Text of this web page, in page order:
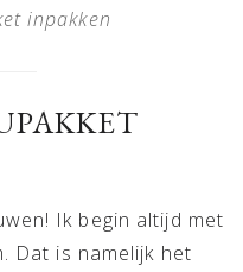
inpakken
Ik begin altijd met
Dat is namelijk het